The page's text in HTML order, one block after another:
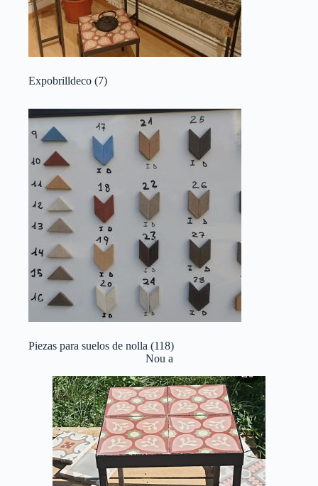
Expobrilldeco (7)
Piezas para suelos de nolla (118)
Nou a